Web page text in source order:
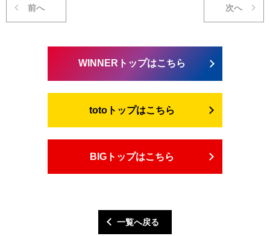
前へ 次へ
WINNERトップはこちら
totoトップはこちら
BIGトップはこちら
一覧へ戻る